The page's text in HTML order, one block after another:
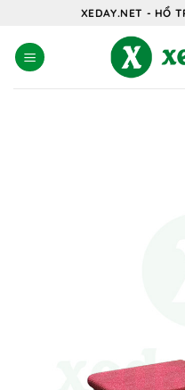
nội
dung
XEDAY.NET - HỔ